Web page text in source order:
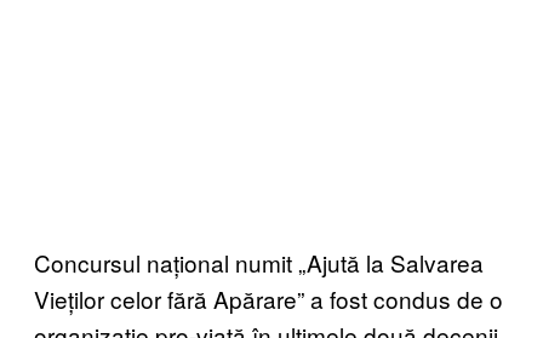
Concursul național numit „Ajută la Salvarea
Vieților celor fără Apărare” a fost condus de o